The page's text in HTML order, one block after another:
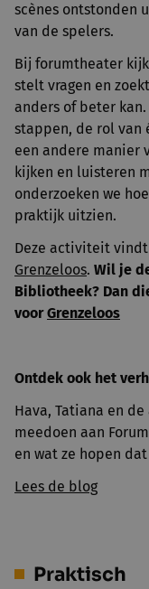
scènes ontstonden
van de spelers.
Bij forumtheater
stelt vragen en
anders of beter
stappen, de rol van
een andere manier
kijken en luisteren
onderzoeken we
praktijk uitzien.
Deze activiteit
Grenzeloos. Wil je
Bibliotheek? Dan
voorGrenzeloos
Ontdek ook het
Hava, Tatiana en
meedoen aan
en wat ze hopen
Lees de blog
Praktisch